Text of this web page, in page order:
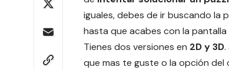
iguales, debes de ir buscando la
hasta que acabes con la pantalla
Tienes dos versiones en 2D y 3D.
que mas te guste o la opción